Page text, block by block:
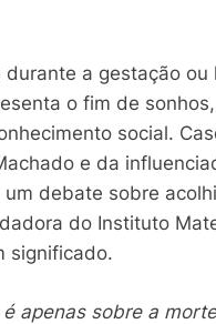
a gestação
o fim de
social.
e da
debate sobre
do Instituto
significado.
é apenas sobre a